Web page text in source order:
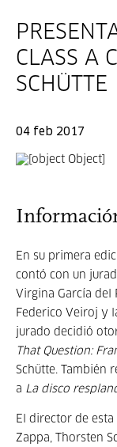
CLASS A
SCHÜTTE
04 feb 2017
En su primera
contó con un
Virgina García del
Federico Veiroj y
jurado decidió
That Question:
Schütte. También
a La disco
El director de
Zappa, Thorsten